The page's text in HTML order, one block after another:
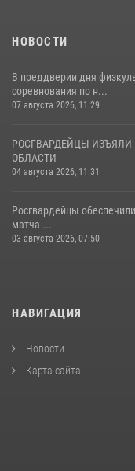
НОВОСТИ
В преддверии дня
соревнования по н...
07 августа 2026, 11:29
РОСГВАРДЕЙЦЫ ИЗЪЯЛИ
ОБЛАСТИ
04 августа 2026, 11:31
Росгвардейцы
матча ...
03 августа 2026, 07:50
НАВИГАЦИЯ
Новости
Карта сайта